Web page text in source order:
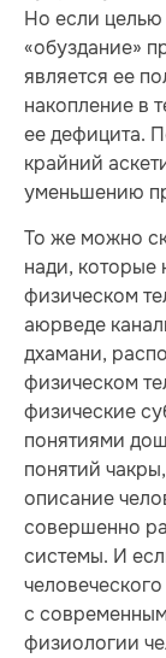
Но если целью
«обуздание»
является ее
накопление в
ее дефицита.
крайний
уменьшению
То же можно
нади, которые
физическом
аюрведе
дхамани,
физическом
физические
понятиями
понятий
описание
совершенно
системы. И
с
физиологии